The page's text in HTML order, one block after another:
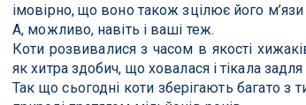
імовірно, що воно також зцілює його м’язи
А, можливо, навіть і ваші теж.
Коти розвивалися з часом в якості
як хитра здобич, що ховалася і тікала
Так що сьогодні коти зберігають багато з